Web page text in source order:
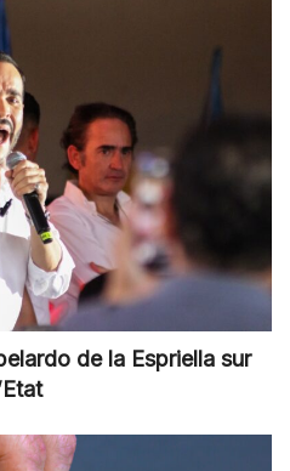
de la Espriella sur